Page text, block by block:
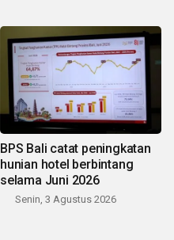
BPS Bali catat peningkatan
hunian hotel berbintang
selama Juni 2026
Senin, 3 Agustus 2026